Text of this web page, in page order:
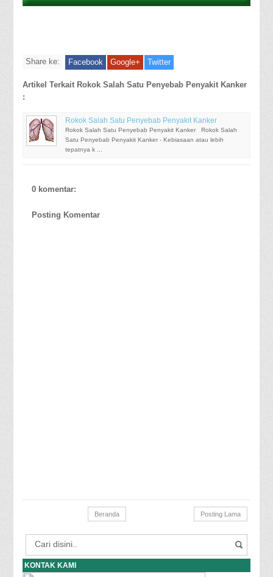
Share ke: Facebook Google+ Twitter
Artikel Terkait Rokok Salah Satu Penyebab Penyakit Kanker
:
Rokok Salah Satu Penyebab Penyakit Kanker
Rokok Salah Satu Penyebab Penyakit Kanker Rokok Salah
Satu Penyebab Penyakit Kanker - Kebiasaan atau lebih
tepatnya k ...
0 komentar:
Posting Komentar
Posting Lama
Beranda
KONTAK KAMI